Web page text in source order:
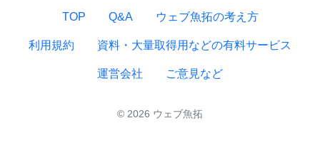
TOP Q&A ウェブ魚拓の考え方
利用規約 資料・大量取得用などの有料サービス
運営会社 ご意見など
© 2026 ウェブ魚拓